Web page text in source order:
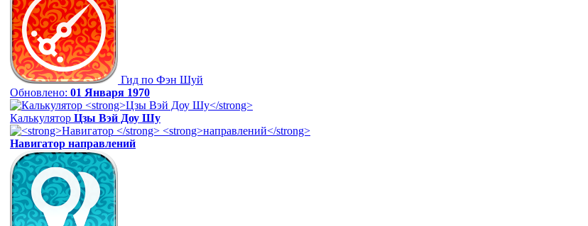
Гид по Фэн Шуй
Обновлено: 01 Января 1970
Калькулятор Цзы Вэй Доу Шу
Навигатор направлений